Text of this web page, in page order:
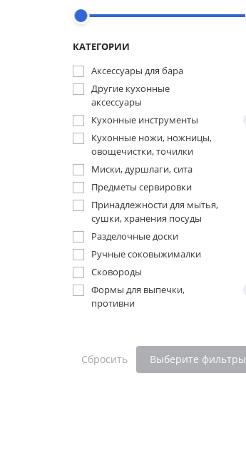
КАТЕГОРИИ
Аксессуары для бара
Другие кухонные
аксессуары
Кухонные инструменты
Кухонные ножи, ножницы,
овощечистки, точилки
Миски, дуршлаги, сита
Предметы сервировки
Принадлежности для мытья,
сушки, хранения посуды
Разделочные доски
Ручные соковыжималки
Сковороды
Формы для выпечки,
противни
Сбросить Выберите фильтры